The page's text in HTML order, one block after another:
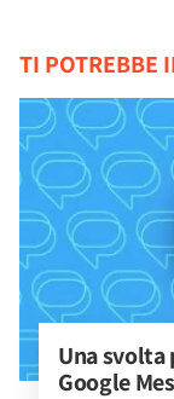
TI POTREBBE
Una svolta
Google